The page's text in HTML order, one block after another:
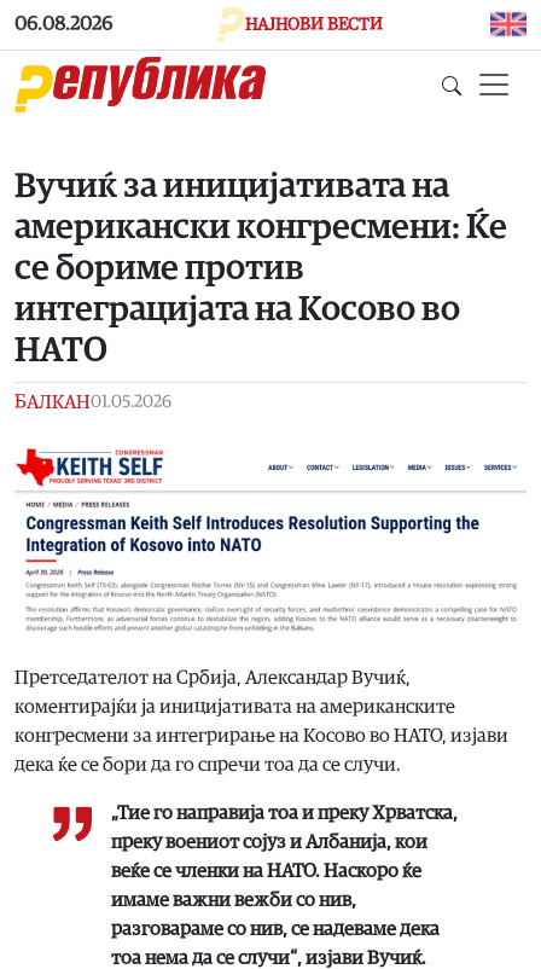
Skip to main content
06.08.2026 НАЈНОВИ ВЕСТИ
Вучиќ за иницијативата на
американски конгресмени: Ќе
се бориме против
интеграцијата на Косово во
НАТО
БАЛКАН01.05.2026
Претседателот на Србија, Александар Вучиќ,
коментирајќи ја иницијативата на американските
конгресмени за интегрирање на Косово во НАТО, изјави
дека ќе се бори да го спречи тоа да се случи.
„Тие го направија тоа и преку Хрватска,
преку воениот сојуз и Албанија, кои
веќе се членки на НАТО. Наскоро ќе
имаме важни вежби со нив,
разговараме со нив, се надеваме дека
тоа нема да се случи“, изјави Вучиќ.